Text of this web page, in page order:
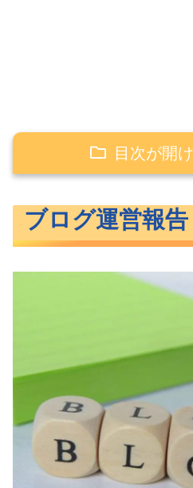
目次が開
PV数
集客はどこから？
アフィリエイト実
人気記事などの紹介
人気記事の紹介
ブログ運営報告